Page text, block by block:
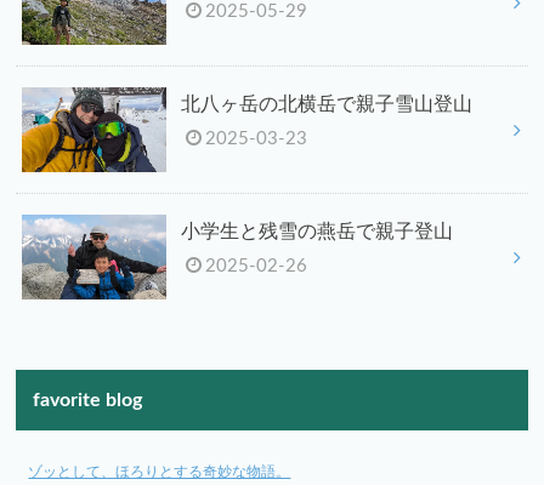
2025-05-29
北八ヶ岳の北横岳で親子雪山登山
2025-03-23
小学生と残雪の燕岳で親子登山
2025-02-26
favorite blog
ゾッとして、ほろりとする奇妙な物語。